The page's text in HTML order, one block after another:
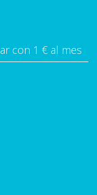
con 1 € al mes